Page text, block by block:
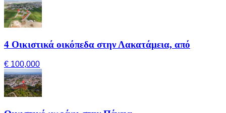
4 Οικιστικά οικόπεδα στην Λακατάμεια, από
€ 100,000